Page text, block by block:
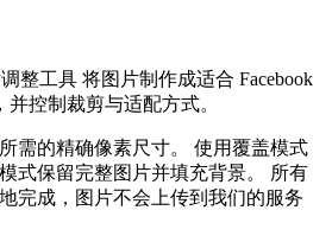
整工具 将图片制作成适合 Facebook
并控制裁剪与适配方式。
需的精确像素尺寸。 使用覆盖模式
式保留完整图片并填充背景。
所有
完成，图片不会上传到我们的服务